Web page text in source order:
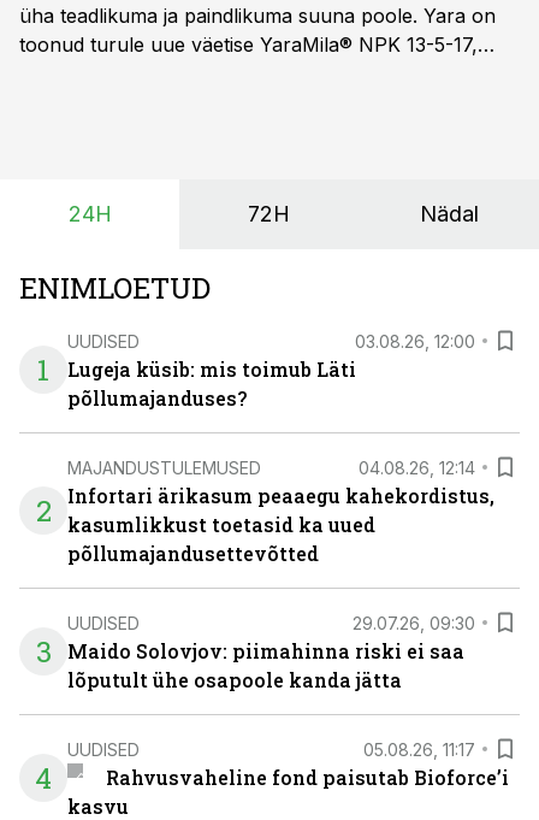
üha teadlikuma ja paindlikuma suuna poole. Yara on
toonud turule uue väetise YaraMila® NPK 13-5-17,
24H 72H Nädal
ENIMLOETUD
1
UUDISED 03.08.26, 12:00
Lugeja küsib: mis toimub Läti
põllumajanduses?
2
MAJANDUSTULEMUSED 04.08.26, 12:14
Infortari ärikasum peaaegu kahekordistus,
kasumlikkust toetasid ka uued
põllumajandusettevõtted
3
UUDISED 29.07.26, 09:30
Maido Solovjov: piimahinna riski ei saa
lõputult ühe osapoole kanda jätta
4
UUDISED 05.08.26, 11:17
Rahvusvaheline fond paisutab Bioforce’i
kasvu